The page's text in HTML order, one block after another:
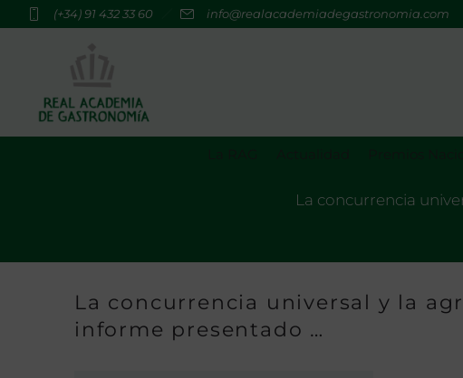
(+34) 91 432 33 60 info@realacademiadegastronomia.com
La concurrencia
La concurrencia universal y la
informe presentado …